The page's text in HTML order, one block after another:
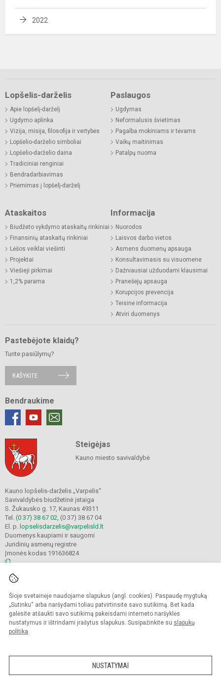
Šioje svetainėje naudojame slapukus (angl. cookies). Paspaudę mygtuką
„Sutinku“ arba naršydami toliau patvirtinsite savo sutikimą. Bet kada
galėsite atšaukti savo sutikimą pakeisdami interneto naršyklės
nustatymus ir ištrindami įrašytus slapukus. Susipažinkite su slapukų
politika.
NUSTATYMAI
2022
Lopšelis-darželis
Apie lopšelį-darželį
Ugdymo aplinka
Vizija, misija, filosofija ir vertybės
Lopšelio-darželio simboliai
Lopšelio-darželio daina
Tradiciniai renginiai
Bendradarbiavimas
Priėmimas į lopšelį-darželį
Paslaugos
Ugdymas
Neformalusis švietimas
Pagalba mokiniams ir tėvams
Vaikų maitinimas
Patalpų nuoma
Ataskaitos
Biudžeto vykdymo ataskaitų rinkiniai
Finansinių ataskaitų rinkiniai
Lėšos veiklai viešinti
Projektai
Viešieji pirkimai
1,2% parama
Informacija
Nuorodos
Laisvos darbo vietos
Asmens duomenų apsauga
Konsultavimasis su visuomene
Dažniausiai užduodami klausimai
Pranešėjų apsauga
Korupcijos prevencija
Teisinė informacija
Atviri duomenys
Pastebėjote klaidų?
Turite pasiūlymų?
RAŠYKITE
Bendraukime
Steigėjas
Kauno miesto savivaldybė
Kauno lopšelis-darželis „Varpelis“
Savivaldybės biudžetinė įstaiga
S. Žukausko g. 17, Kaunas 49311
Tel. (0 37) 38 67 02 , (0 37) 38 67 04
El. p. lopselisdarzelis@varpelisld.lt
Duomenys kaupiami ir saugomi
Juridinių asmenų registre
Įmonės kodas 191636824
Kopijuoti turinį be raštiško įstaigos administracijos sutikimo griežtai draudžiama.
Prieinamumo paraiška Slapukų politika
Sumanus būdas atnaujinti